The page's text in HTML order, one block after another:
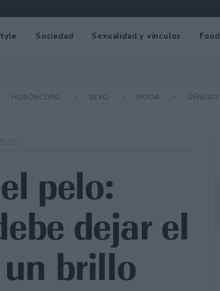
Sociedad Sexualidad y vínculos Food
HORÓSCOPO SEXO MODA GÉNERO
pelo:
dejar el
brillo